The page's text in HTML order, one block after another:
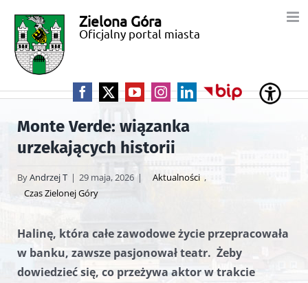
zawartości
Miasto
Zielona
Góra
Zielona Góra
Oficjalny portal miasta
Facebook
X YouTubeInstagramLinkedInBIP
Monte Verde: wiązanka
urzekających historii
ByAndrzej T | 29 maja, 2026 | Aktualności ,
Czas Zielonej Góry
Halinę, która całe zawodowe życie przepracowała
w banku, zawsze pasjonował teatr. Żeby
dowiedzieć się, co przeżywa aktor w trakcie